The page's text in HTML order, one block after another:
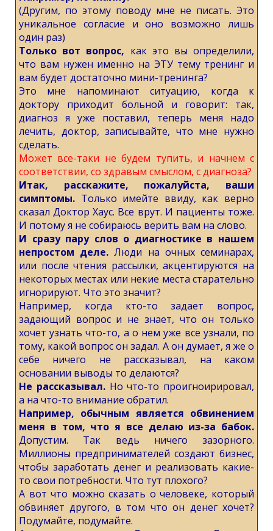
(Другим, по этому поводу мне не писать. Это
уникальное согласие и оно возможно лишь
один раз)
Только вот вопрос, как это вы определили,
что вам нужен именно на ЭТУ тему тренинг и
вам будет достаточно мини-тренинга?
Это мне напоминают ситуацию, когда к
доктору приходит больной и говорит: так,
диагноз я уже поставил, теперь меня надо
лечить, доктор, записывайте, что мне нужно
сделать.
Может все-таки не будем тупить, и начнем с
соответствии, со здравым смыслом, с диагноза?
Итак, расскажите, пожалуйста, ваши
симптомы. Только имейте ввиду, как верно
сказал Доктор Хаус. Все врут. И пациенты тоже.
И потому я не собираюсь верить вам на слово.
И сразу пару слов о диагностике в нашем
непростом деле. Люди на очных семинарах,
или после чтения рассылки, акцентируются на
некоторых местах или некие места старательно
игнорируют. Что это значит?
Например, когда кто-то задает вопрос,
задающий вопрос и не знает, что он только
хочет узнать что-то, а о нем уже все узнали, по
тому, какой вопрос он задал. А он думает, я же о
себе ничего не рассказывал, на каком
основании выводы то делаются?
Не рассказывал.Но что-то проигноирировал,
а на что-то внимание обратил.
Например, обычным является обвинением
меня в том, что я все делаю из-за бабок.
Допустим. Так ведь ничего зазорного.
Миллионы предпринимателей создают бизнес,
чтобы заработать денег и реализовать какие-
то свои потребности. Что тут плохого?
А вот что можно сказать о человеке, который
обвиняет другого, в том что он денег хочет?
Подумайте, подумайте.